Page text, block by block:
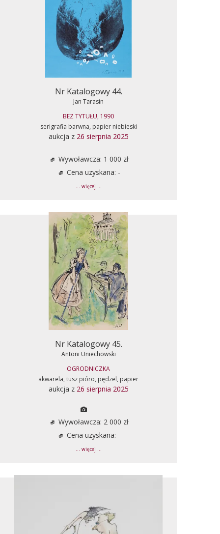
Nr Katalogowy 44.
Jan Tarasin
BEZ TYTUŁU, 1990
serigrafia barwna, papier niebieski
aukcja z 26 sierpnia 2025
Wywoławcza: 1 000 zł
Cena uzyskana: -
... więcej ...
Nr Katalogowy 45.
Antoni Uniechowski
OGRODNICZKA
akwarela, tusz pióro, pędzel, papier
aukcja z 26 sierpnia 2025
Wywoławcza: 2 000 zł
Cena uzyskana: -
... więcej ...